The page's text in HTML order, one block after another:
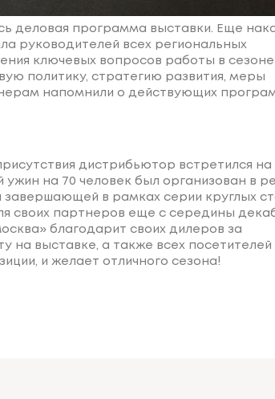
деловая программа выставки. Еще
руководителей всех региональных
ключевых вопросов работы в
политику, стратегию развития, меры
напомнили о действующих
дистрибьютор встретился на
на 70 человек был организован в
завершающей в рамках серии круглых
своих партнеров еще с середины
благодарит своих дилеров за
на выставке, а также всех посетителей
и желает отличного сезона!